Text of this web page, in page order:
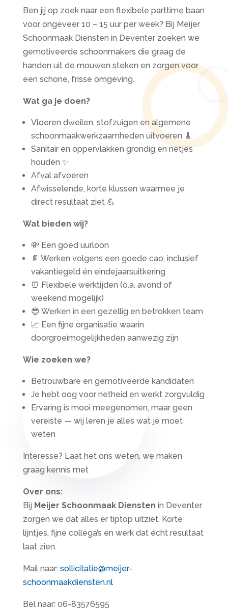
Ben jij op zoek naar een flexibele parttime baan
voor ongeveer 10 – 15 uur per week? Bij Meijer
Schoonmaak Diensten in Deventer zoeken we
gemotiveerde schoonmakers die graag de
handen uit de mouwen steken en zorgen voor
een schone, frisse omgeving.
Wat ga je doen?
Vloeren dweilen, stofzuigen en algemene
schoonmaakwerkzaamheden uitvoeren 🧹
Sanitair en oppervlakken grondig en netjes
houden ✨
Afval afvoeren
Afwisselende, korte klussen waarmee je
direct resultaat ziet 💪
Wat bieden wij?
💸 Een goed uurloon
📄 Werken volgens een goede cao, inclusief
vakantiegeld én eindejaarsuitkering
⏰ Flexibele werktijden (o.a. avond of
weekend mogelijk)
😎 Werken in een gezellig en betrokken team
📈 Een fijne organisatie waarin
doorgroeimogelijkheden aanwezig zijn
Wie zoeken we?
Betrouwbare en gemotiveerde kandidaten
Je hebt oog voor netheid en werkt zorgvuldig
Ervaring is mooi meegenomen, maar geen
vereiste — wij leren je alles wat je moet
weten
Interesse? Laat het ons weten, we maken
graag kennis met
Over ons:
Bij Meijer Schoonmaak Diensten in Deventer
zorgen we dat alles er tiptop uitziet. Korte
lijntjes, fijne collega’s en werk dat écht resultaat
laat zien.
Mail naar: sollicitatie@meijer-
schoonmaakdiensten.nl
Bel naar: 06-83576595